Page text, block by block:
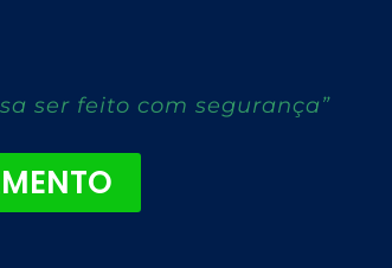
ser feito com segurança”